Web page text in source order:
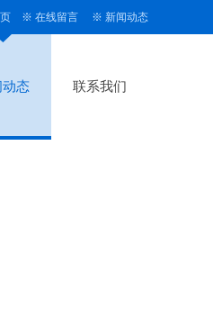
※ 在线留言 ※ 新闻动态
动态 联系我们